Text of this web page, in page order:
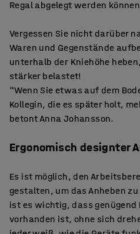
Regal abgelegt werden
Vergessen Sie nicht darüber
Waren und Gegenstände
unterhalb der Kniehöhe
stärker belastet!
"Wenn Sie etwas auf dem
Kollegin, die es später holt,
betont Anna Johansson.
Ergonomisch designter
Es ist möglich, den
gestalten, um das Anheben
ist es wichtig, dass genügend
vorhanden ist, ohne sich